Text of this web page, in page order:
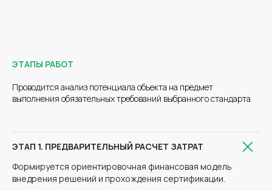
ЭТАПЫ РАБОТ
Проводится анализ потенциала объекта на предмет
выполнения обязательных требований выбранного стандарта.
ЭТАП 1. ПРЕДВАРИТЕЛЬНЫЙ РАСЧЕТ ЗАТРАТ
Формируется ориентировочная финансовая модель
внедрения решений и прохождения сертификации.